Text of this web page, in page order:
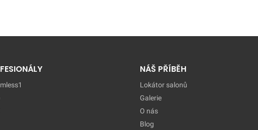
NÁŠ PŘÍBĚH
Lokátor salonů
Galerie
O nás
Blog